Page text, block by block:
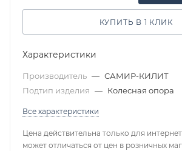
КУПИТЬ В 1 КЛИК
Характеристики
Производитель — САМИР-КИЛИТ
Подтип изделия — Колесная опора
Все характеристики
Цена действительна только для
может отличаться от цен в розничных